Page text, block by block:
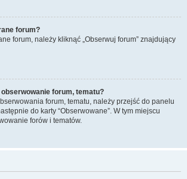
forum?
forum, należy kliknąć „Obserwuj forum” znajdujący
forum, tematu?
forum, tematu, należy przejść do panelu
do karty “Obserwowane”. W tym miejscu
forów i tematów.